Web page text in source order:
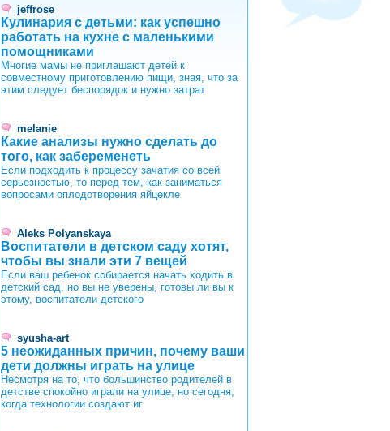
jeffrose
Кулинария с детьми: как успешно
работать на кухне с маленькими
помощниками
Многие мамы не приглашают детей к
совместному приготовлению пищи, зная, что за
этим следует беспорядок и нужно затрат
melanie
Какие анализы нужно сделать до
того, как забеременеть
Если подходить к процессу зачатия со всей
серьезностью, то перед тем, как заниматься
вопросами оплодотворения яйцекле
Aleks Polyanskaya
Воспитатели в детском саду хотят,
чтобы вы знали эти 7 вещей
Если ваш ребенок собирается начать ходить в
детский сад, но вы не уверены, готовы ли вы к
этому, воспитатели детского
syusha-art
5 неожиданных причин, почему ваши
дети должны играть на улице
Несмотря на то, что большинство родителей в
детстве спокойно играли на улице, но сегодня,
когда технологии создают иг